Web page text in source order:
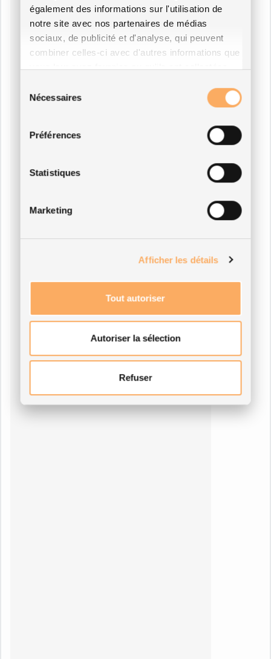
également des informations sur l'utilisation de
notre site avec nos partenaires de médias
sociaux, de publicité et d'analyse, qui peuvent
combiner celles-ci avec d'autres informations que
vous leur avez fournies ou qu'ils ont collectées
Nécessaires
Préférences
Statistiques
Marketing
Afficher les détails
Tout autoriser
Autoriser la sélection
Refuser